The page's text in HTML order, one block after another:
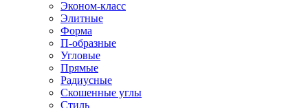
Эконом-класс
Элитные
Форма
П-образные
Угловые
Прямые
Радиусные
Скошенные углы
Стиль